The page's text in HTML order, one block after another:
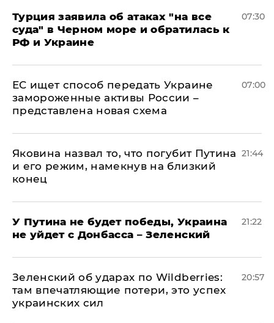
Турция заявила об атаках "на все
суда" в Черном море и обратилась к
РФ и Украине
07:30
ЕС ищет способ передать Украине
замороженные активы России –
представлена новая схема
07:00
Яковина назвал то, что погубит Путина
и его режим, намекнув на близкий
конец
21:44
У Путина не будет победы, Украина
не уйдет с Донбасса – Зеленский
21:22
Зеленский об ударах по Wildberries:
там впечатляющие потери, это успех
украинских сил
20:57